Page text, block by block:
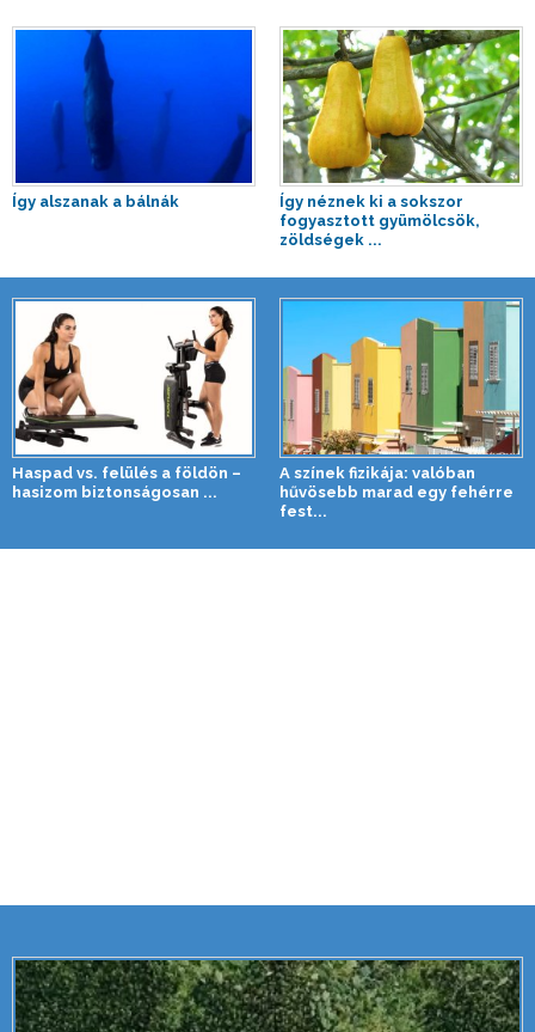
Így alszanak a bálnák
Így néznek ki a sokszor
fogyasztott gyümölcsök,
zöldségek ...
Haspad vs. felülés a földön –
hasizom biztonságosan ...
A színek fizikája: valóban
hűvösebb marad egy fehérre
fest...